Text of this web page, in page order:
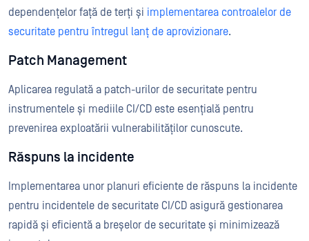
dependențelor față de terți și implementarea controalelor de
securitate pentru întregul lanț de aprovizionare.
Patch Management
Aplicarea regulată a patch-urilor de securitate pentru
instrumentele și mediile CI/CD este esențială pentru
prevenirea exploatării vulnerabilităților cunoscute.
Răspuns la incidente
Implementarea unor planuri eficiente de răspuns la incidente
pentru incidentele de securitate CI/CD asigură gestionarea
rapidă și eficientă a breșelor de securitate și minimizează